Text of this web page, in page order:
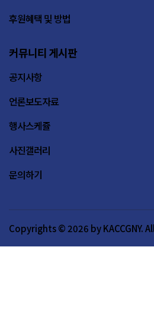
후원혜택 및 방법
커뮤니티 게시판
공지사항
언론보도자료
행사스케쥴
사진갤러리
문의하기
Copyrights © 2026 by KACCGNY.